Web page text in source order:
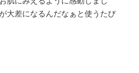
大差になるんだなぁと使うたび